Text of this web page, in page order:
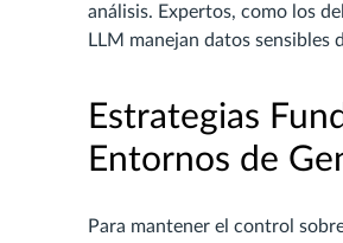
análisis. Expertos, como los del
LLM manejan datos sensibles
Estrategias
Entornos de
Para mantener el control